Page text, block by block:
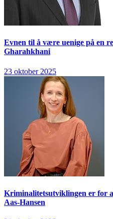
Evnen til å være uenige på en
Gharahkhani
23 oktober 2025
Kriminalitetsutviklingen er for
Aas-Hansen